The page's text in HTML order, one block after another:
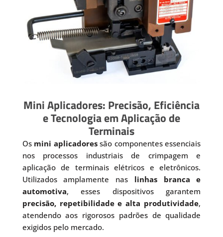
Mini Aplicadores: Precisão, Eficiência
e Tecnologia em Aplicação de
Terminais
Os mini aplicadoressão componentes essenciais
nos processos industriais de crimpagem e
aplicação de terminais elétricos e eletrônicos.
Utilizados amplamente nas linhas branca e
automotiva, esses dispositivos garantem
precisão, repetibilidade e alta produtividade,
atendendo aos rigorosos padrões de qualidade
exigidos pelo mercado.